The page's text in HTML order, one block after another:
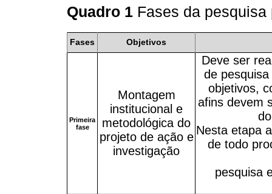
Quadro 1 Fases da
Fases Objetivos
Primeira
fase
Montagem
institucional e
metodológica do
projeto de ação e
investigação
Deve ser
de
objetivos,
afins devem
Nesta etapa
de todo
pesquisa